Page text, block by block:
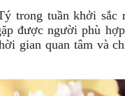
trong tuần khởi
được người phù
gian quan tâm và